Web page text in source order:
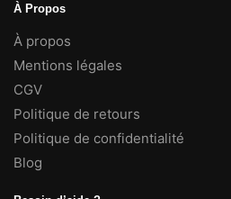
À Propos
À propos
Mentions légales
CGV
Politique de retours
Politique de confidentialité
Blog